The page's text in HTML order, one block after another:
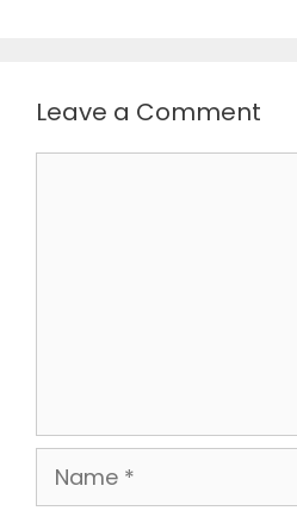
Leave a Comment
Name